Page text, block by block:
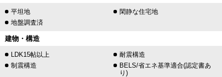
平坦地
閑静な住宅地
地盤調査済
建物・構造
LDK15帖以上
耐震構造
制震構造
BELS/省エネ基準適合(認定書あ
り)